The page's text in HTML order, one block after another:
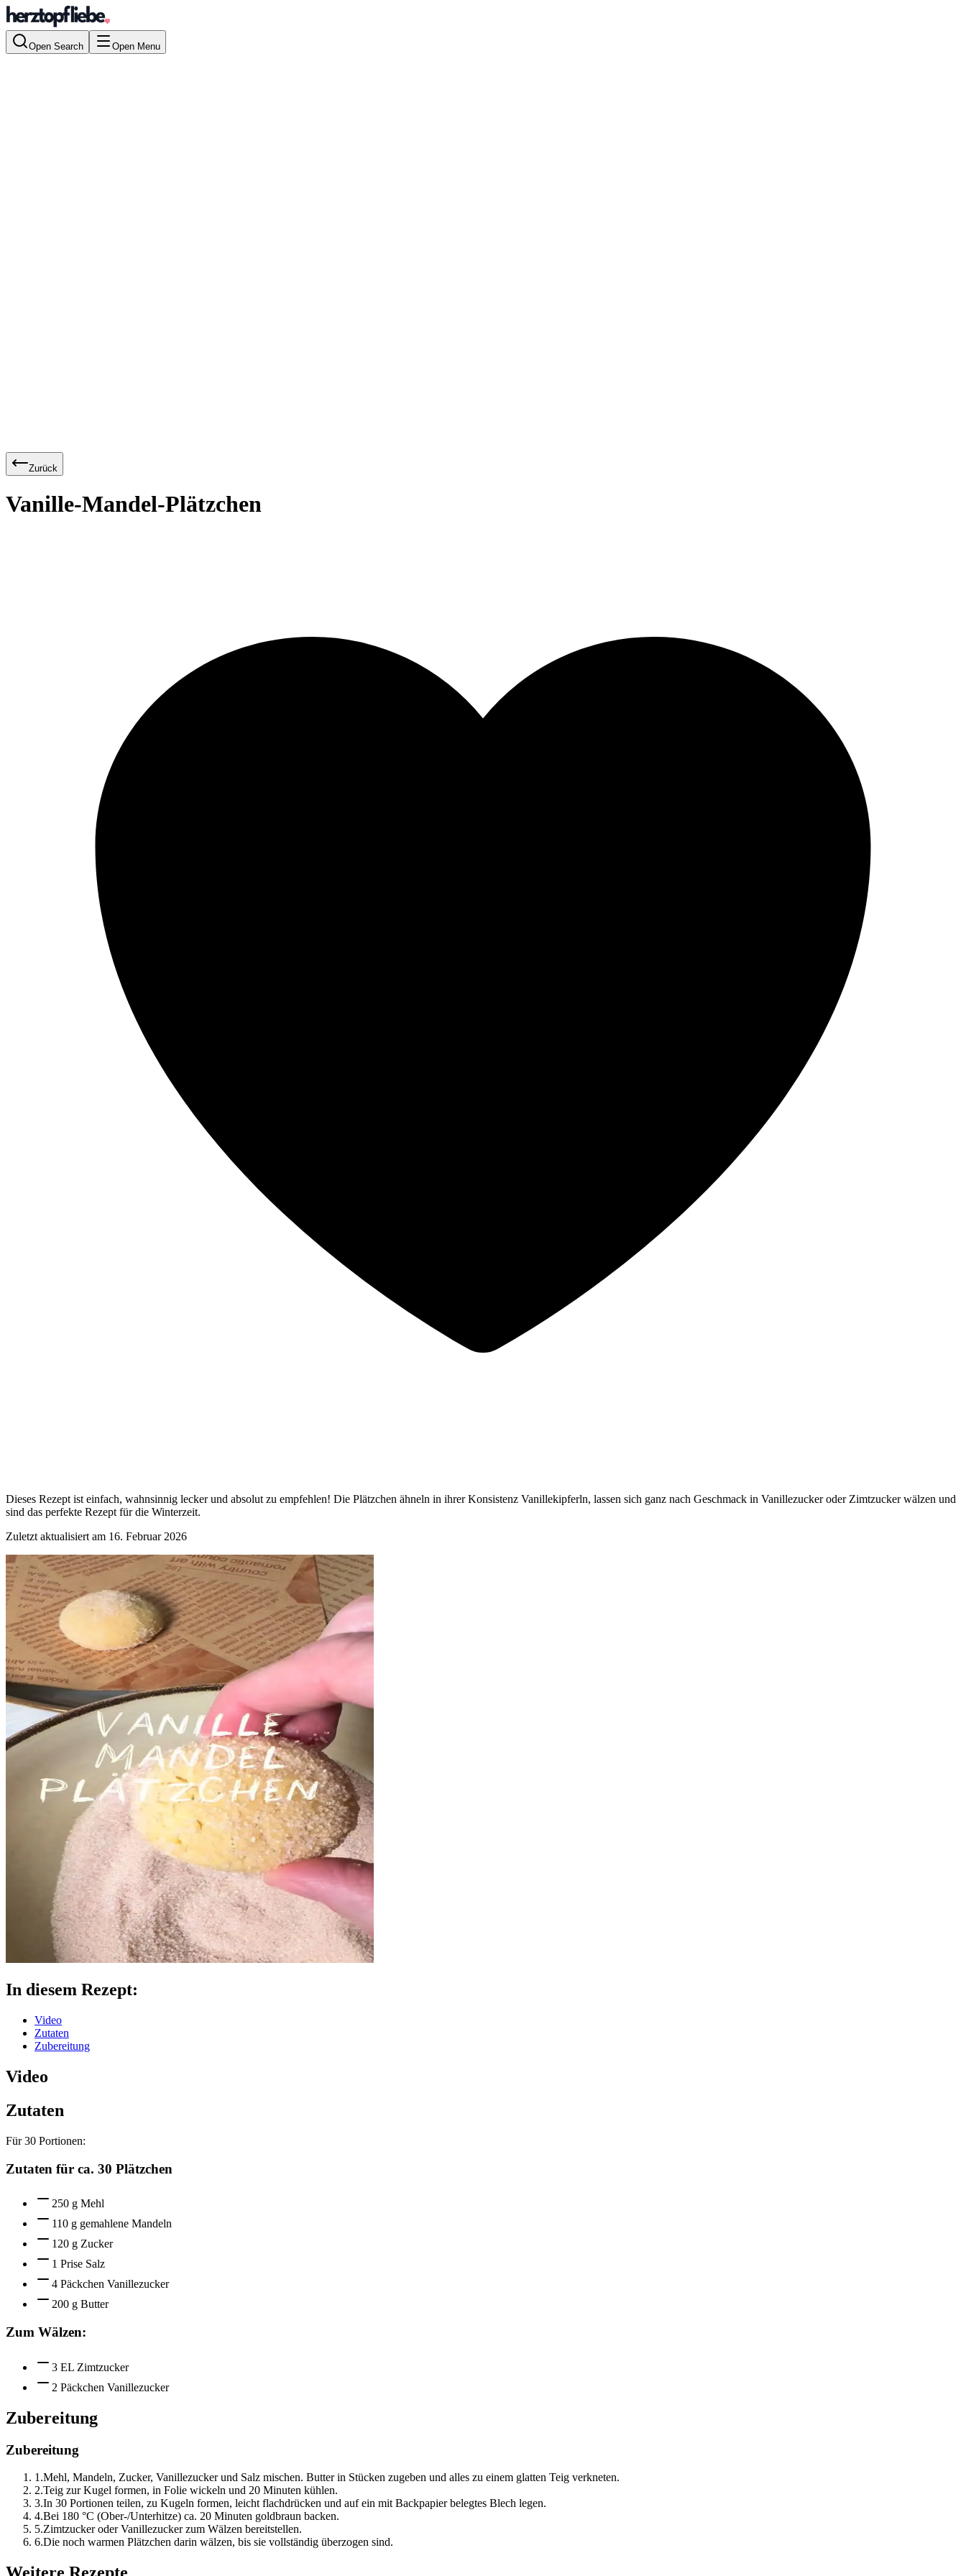
Open Search Open Menu
Zurück
Vanille-Mandel-Plätzchen
Dieses Rezept ist einfach, wahnsinnig lecker und absolut zu empfehlen! Die Plätzchen ähneln in ihrer Konsistenz Vanillekipferln, lassen sich ganz nach Geschmack in Vanillezucker oder Zimtzucker wälzen und
sind das perfekte Rezept für die Winterzeit.
Zuletzt aktualisiert am 16. Februar 2026
In diesem Rezept:
Video
Zutaten
Zubereitung
Video
Zutaten
Für30 Portionen:
Zutaten für ca. 30 Plätzchen
250 g Mehl
110 g gemahlene Mandeln
120 g Zucker
1 Prise Salz
4 Päckchen Vanillezucker
200 g Butter
Zum Wälzen:
3 EL Zimtzucker
2 Päckchen Vanillezucker
Zubereitung
Zubereitung
1 .Mehl, Mandeln, Zucker, Vanillezucker und Salz mischen. Butter in Stücken zugeben und alles zu einem glatten Teig verkneten.
2.Teig zur Kugel formen, in Folie wickeln und 20 Minuten kühlen.
3.In 30 Portionen teilen, zu Kugeln formen, leicht flachdrücken und auf ein mit Backpapier belegtes Blech legen.
4.Bei 180 °C (Ober-/Unterhitze) ca. 20 Minuten goldbraun backen.
5.Zimtzucker oder Vanillezucker zum Wälzen bereitstellen.
6.Die noch warmen Plätzchen darin wälzen, bis sie vollständig überzogen sind.